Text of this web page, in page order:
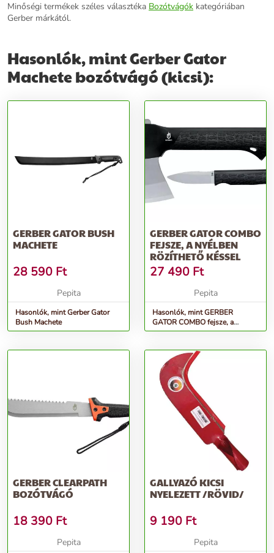
Minőségi termékek széles választéka Bozótvágók kategóriában
Gerber márkától.
Hasonlók, mint Gerber Gator
Machete bozótvágó (kicsi):
GERBER GATOR BUSH
MACHETE
28 590 Ft
Pepita
Hasonlók, mint Gerber Gator
Bush Machete
GERBER GATOR COMBO
FEJSZE, A NYÉLBEN
RÖZÍTHETŐ KÉSSEL
27 490 Ft
Pepita
Hasonlók, mint GERBER
GATOR COMBO fejsze, a
nyélben rözíthető késsel
GERBER CLEARPATH
BOZÓTVÁGÓ
18 390 Ft
Pepita
GALLYAZÓ KICSI
NYELEZETT /RÖVID/
9 190 Ft
Pepita